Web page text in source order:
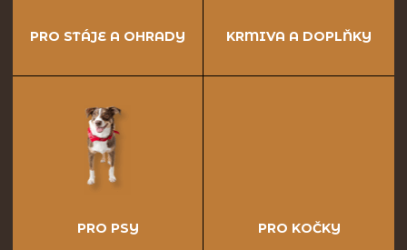
PRO STÁJE A OHRADY KRMIVA A DOPLŇKY
PRO PSY PRO KOČKY